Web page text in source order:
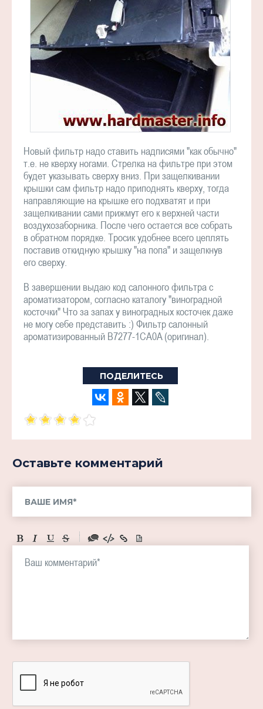
Новый фильтр надо ставить надписями "как обычно"
т.е. не кверху ногами. Стрелка на фильтре при этом
будет указывать сверху вниз. При защелкивании
крышки сам фильтр надо приподнять кверху, тогда
направляющие на крышке его подхватят и при
защелкивании сами прижмут его к верхней части
воздухозаборника. После чего остается все собрать
в обратном порядке. Тросик удобнее всего цеплять
поставив откидную крышку "на попа" и защелкнув
его сверху.
В завершении выдаю код салонного фильтра с
ароматизатором, согласно каталогу "виноградной
косточки" Что за запах у виноградных косточек даже
не могу себе представить :) Фильтр салонный
ароматизированный B7277-1CA0A (оригинал).
ПОДЕЛИТЕСЬ
Оставьте комментарий
-
-
-